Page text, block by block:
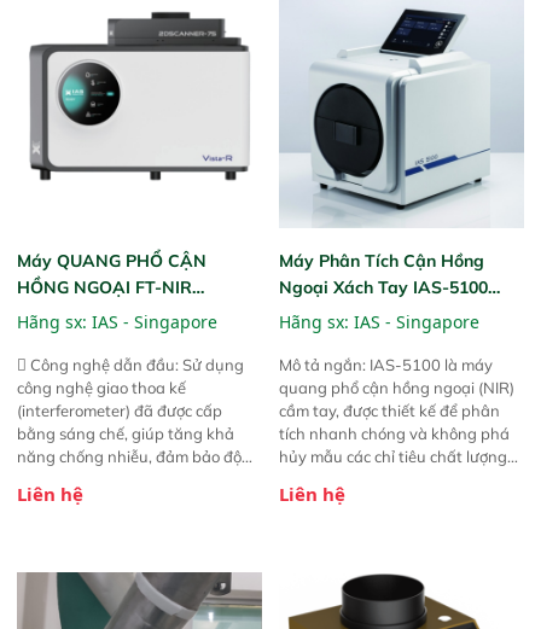
thức ăn chăn nuôi, nguyên liệu
thực phẩm, nông sản,..
gian thực và trực quan hóa dữ
liệu để tăng chỉ số ROI cho doanh
Máy QUANG PHỔ CẬN
HỒNG NGOẠI FT-NIR
Analyzer Vista-R
Hãng sx: IAS - Singapore
 Công nghệ dẫn đầu: Sử dụng
công nghệ giao thoa kế
(interferometer) đã được cấp
bằng sáng chế, giúp tăng khả
năng chống nhiễu, đảm bảo độ
Phạm vi ứng dụng rộng: Đáp ứng
ngành công nghiệp khác nhau. 
Độ nhạy cao: Trang bị đầu dò
InGaAs độ nhạy cao, cung cấp
Liên hệ
Máy Phân Tích Cận Hồng
Ngoại Xách Tay IAS-5100
(Portable NIR Analyzer)
Hãng sx: IAS - Singapore
Mô tả ngắn: IAS-5100 là máy
quang phổ cận hồng ngoại (NIR)
cầm tay, được thiết kế để phân
tích nhanh chóng và không phá
hủy mẫu các chỉ tiêu chất lượng
Thiết bị linh hoạt cho nhiều kịch
trực tiếp ngoài đồng ruộng.
Liên hệ